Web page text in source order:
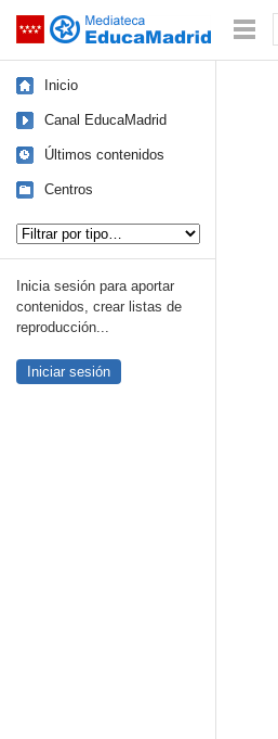
Saltar navegación
Inicio
Canal EducaMadrid
Últimos contenidos
Centros
Inicia sesión para aportar
contenidos, crear listas de
reproducción...
Iniciar sesión